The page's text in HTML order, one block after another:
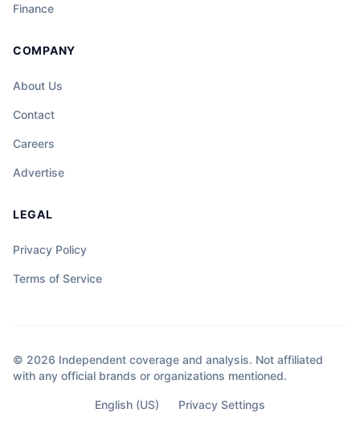
Finance
COMPANY
About Us
Contact
Careers
Advertise
LEGAL
Privacy Policy
Terms of Service
© 2026 Independent coverage and analysis. Not affiliated
with any official brands or organizations mentioned.
English (US) Privacy Settings